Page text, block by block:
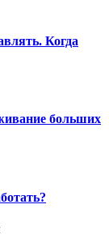
Когда
больших